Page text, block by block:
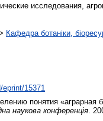
исследования,
Кафедра ботаніки,
15371
понятия «аграрная
наукова конференція .